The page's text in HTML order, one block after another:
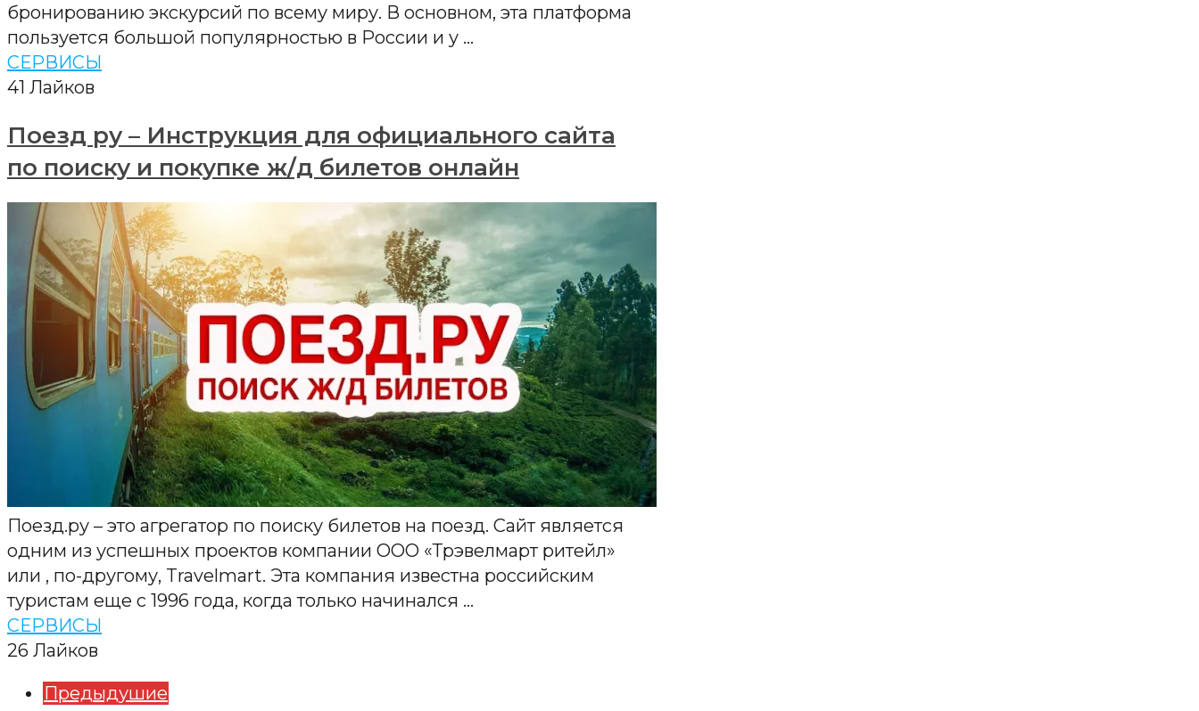
бронированию экскурсий по всему миру. В основном, эта платформа
пользуется большой популярностью в России и у …
СЕРВИСЫ
41 Лайков
Поезд ру – Инструкция для официального сайта
по поиску и покупке ж/д билетов онлайн
Поезд.ру – это агрегатор по поиску билетов на поезд. Сайт является
одним из успешных проектов компании ООО «Трэвелмарт ритейл»
или , по-другому, Travelmart. Эта компания известна российским
туристам еще с 1996 года, когда только начинался …
СЕРВИСЫ
26 Лайков
Предыдушие